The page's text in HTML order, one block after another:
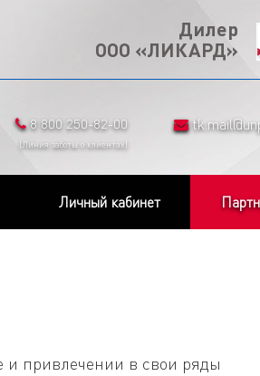
Дилер
ООО «ЛИКАРД»
8 800 250-82-00
(Линия заботы о клиентах)
Личный кабинет
и привлечении в свои ряды